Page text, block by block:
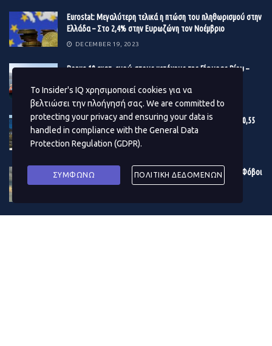
Οι τράπεζες έχουν επίσης πρόσβαση στη
ρευστότητα από την υφιστάμενη διευκόλυνση για
παράθυρο έκπτωσης και ένα εβδομαδιαίο repo σε
δολάρια ΗΠΑ που υποστηρίζεται από τις διεθνείς
γραμμές συναλλαγών.
Επιπλέον, η BOE καθιστά διαθέσιμα αποθεματικά
μέσω της διευκόλυνσης του βραχυπρόθεσμου Repo
βραχυπρόθεσμα επιτόκια της αγοράς παραμένουν
κοντά στο τραπεζικό επιτόκιο.
Πηγή:moneyreview.gr
Eurostat: Μεγαλύτερη τελικά η πτώση του πληθωρισμού στην
Ελλάδα – Στο 2,4% στην Ευρωζώνη τον Νοέμβριο
DECEMBER 19, 2023
Βonus 10 εκατ. ευρώ στους μετόχους της Γέφυρας Ρίου –
DECEMBER 19, 2023
Εγκρίθηκε ο προϋπολογισμός του Δ. Αθηναίων – Στα 180,55
εκατ. ευρώ το επενδυτικό πρόγραμμα του 2024
DECEMBER 19, 2023
Η κρίση στην Ερυθρά Θάλασσα μουδιάζει τις αγορές – Φόβοι
για το παγκόσμιο εμπόριο – Δίνει «σήμα» το πετρέλαιο
Το Insider's IQ χρησιμοποιεί cookies για να
βελτιώσει την πλοήγησή σας. We are committed to
protecting your privacy and ensuring your data is
handled in compliance with the General Data
Protection Regulation (GDPR).
ΣΥΜΦΩΝΩ ΠΟΛΙΤΙΚΗ ΔΕΔΟΜΕΝΩΝ